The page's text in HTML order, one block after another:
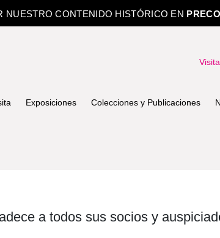
NUESTRO CONTENIDO HISTÓRICO EN
Exposiciones Colecciones y Publicaciones
a todos sus socios y